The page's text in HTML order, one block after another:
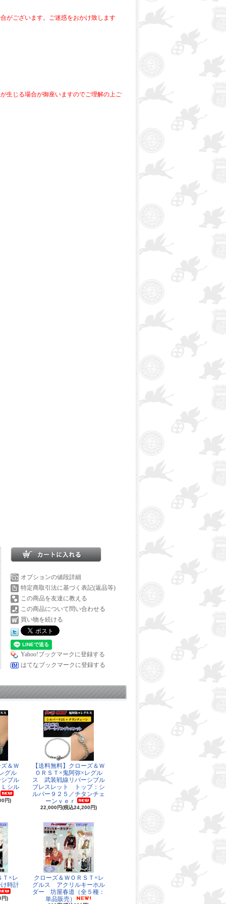
がございます。ご迷惑をおかけ致します
生じる場合が御座いますのでご理解の上ご
オプションの値段詳細
特定商取引法に基づく表記(返品等)
この商品を友達に教える
この商品について問い合わせる
買い物を続ける
Yahoo!ブックマークに登録する
はてなブックマークに登録する
＆Ｗ
グル
ブル
シル
円)
【送料無料】クローズ＆Ｗ
ＯＲＳＴ×鬼阿弥×レグル
ス 武装戦線リバーシブル
ブレスレット トップ：シ
ルバー９２５／チタンチェ
ーンｖｅｒ
22,000円(税込24,200円)
Ｔ×レ
時計
円)
クローズ＆ＷＯＲＳＴ×レ
グルス アクリルキーホル
ダー 坊屋春道（全５種：
単品販売）